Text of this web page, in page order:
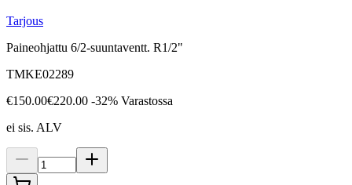
Tarjous
Paineohjattu 6/2-suuntaventt. R1/2"
TMKE02289
€150.00€220.00 -32% Varastossa
ei sis. ALV